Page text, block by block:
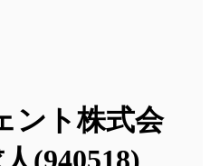
ント株式会